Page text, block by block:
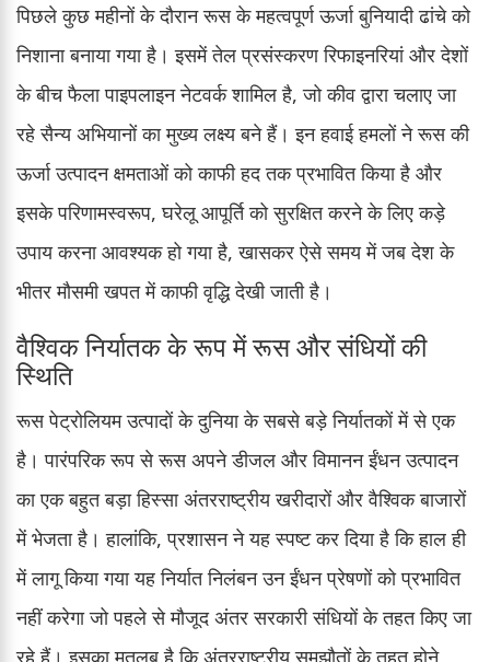
पिछले कुछ महीनों के दौरान रूस के महत्वपूर्ण ऊर्जा बुनियादी ढांचे को
निशाना बनाया गया है। इसमें तेल प्रसंस्करण रिफाइनरियां और देशों
के बीच फैला पाइपलाइन नेटवर्क शामिल है, जो कीव द्वारा चलाए जा
रहे सैन्य अभियानों का मुख्य लक्ष्य बने हैं। इन हवाई हमलों ने रूस की
ऊर्जा उत्पादन क्षमताओं को काफी हद तक प्रभावित किया है और
इसके परिणामस्वरूप, घरेलू आपूर्ति को सुरक्षित करने के लिए कड़े
उपाय करना आवश्यक हो गया है, खासकर ऐसे समय में जब देश के
भीतर मौसमी खपत में काफी वृद्धि देखी जाती है।
वैश्विक निर्यातक के रूप में रूस और संधियों की
स्थिति
रूस पेट्रोलियम उत्पादों के दुनिया के सबसे बड़े निर्यातकों में से एक
है। पारंपरिक रूप से रूस अपने डीजल और विमानन ईंधन उत्पादन
का एक बहुत बड़ा हिस्सा अंतरराष्ट्रीय खरीदारों और वैश्विक बाजारों
में भेजता है। हालांकि, प्रशासन ने यह स्पष्ट कर दिया है कि हाल ही
में लागू किया गया यह निर्यात निलंबन उन ईंधन प्रेषणों को प्रभावित
नहीं करेगा जो पहले से मौजूद अंतर सरकारी संधियों के तहत किए जा
रहे हैं। इसका मतलब है कि अंतरराष्ट्रीय समझौतों के तहत होने